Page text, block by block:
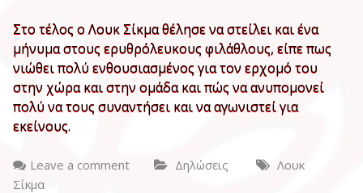
Στο τέλος ο Λουκ Σίκμα θέλησε να στείλει και ένα
μήνυμα στους ερυθρόλευκους φιλάθλους, είπε πως
νιώθει πολύ ενθουσιασμένος για τον ερχομό του
στην χώρα και στην ομάδα και πώς να ανυπομονεί
πολύ να τους συναντήσει και να αγωνιστεί για
εκείνους.
Leave a comment Δηλώσεις
Λουκ
Σίκμα